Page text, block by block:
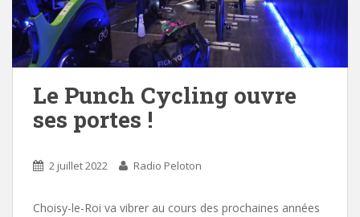
Le Punch Cycling ouvre
ses portes !
2 juillet 2022 Radio Peloton
Choisy-le-Roi va vibrer au cours des prochaines années